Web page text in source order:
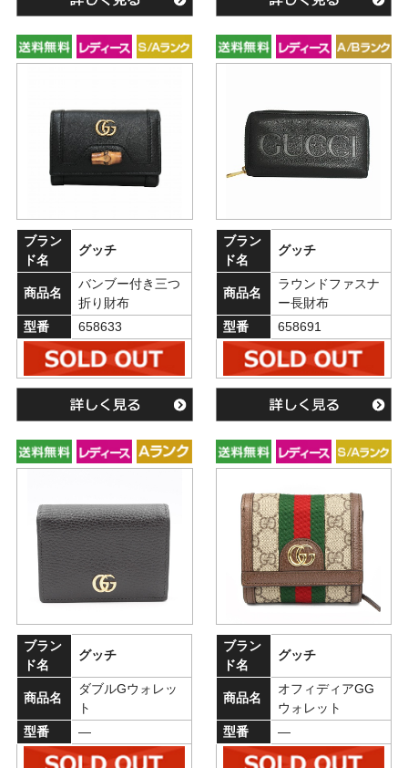
ブラン
ド名
グッチ
商品名
バンブー付き三つ
折り財布
型番
658633
ブラン
ド名
グッチ
商品名
ラウンドファスナ
ー長財布
型番
658691
ブラン
ド名
グッチ
商品名
ダブルGウォレッ
ト
型番
―
ブラン
ド名
グッチ
商品名
オフィディアGG
ウォレット
型番
―